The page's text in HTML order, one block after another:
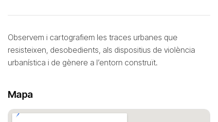
Observem i cartografiem les traces urbanes que
resisteixen, desobedients, als dispositius de violència
urbanística i de gènere a l’entorn construït.
Mapa